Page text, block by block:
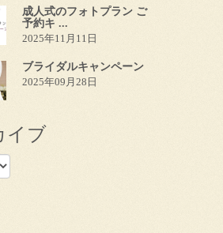
成人式のフォトプラン ご
予約キ ...
2025年11月11日
ブライダルキャンペーン
2025年09月28日
イブ